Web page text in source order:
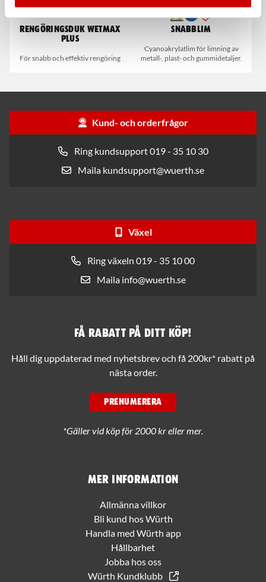
Rengöringsduk Wetmax
Plus
För snabb och effektiv rengöring
Snabblim
Cyanoakrylatlim för limning av
metall-, plast- och gummidetaljer.
Kund- och orderfrågor
Ring kundsupport 019 - 35 10 30
Maila kundsupport@wuerth.se
Växel
Ring växeln 019 - 35 10 00
Maila info@wuerth.se
Mer information
Allmänna villkor
Bli kund hos Würth
Handla med Würth app
Hållbarhet
Jobba hos oss
Würth Kundklubb
Få rabatt på ditt köp!
Håll dig uppdaterad med nyhetsbrev och få 200kr* rabatt på
nästa order.
PRENUMERERA
*Gäller vid köp för 2000 kr eller mer.